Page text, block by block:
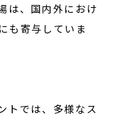
は、国内外におけ
も寄与していま
トでは、多様なス